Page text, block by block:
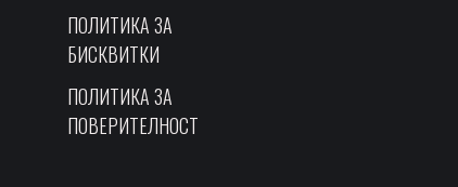
ПОЛИТИКА ЗА
БИСКВИТКИ
ПОЛИТИКА ЗА
ПОВЕРИТЕЛНОСТ